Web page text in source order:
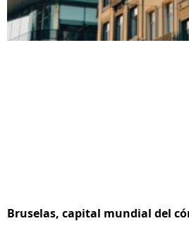
Bruselas, capital mundial del